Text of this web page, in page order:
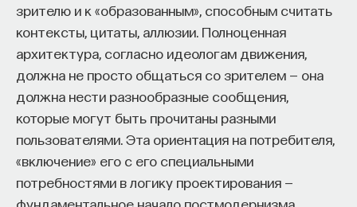
зрителю и к «образованным», способным считать
контексты, цитаты, аллюзии. Полноценная
архитектура, согласно идеологам движения,
должна не просто общаться со зрителем — она
должна нести разнообразные сообщения,
которые могут быть прочитаны разными
пользователями. Эта ориентация на потребителя,
«включение» его с его специальными
потребностями в логику проектирования —
фундаментальное начало постмодернизма.
«Сама проблема гораздо старше, чем может
показаться. Если преподаватель выдает задание,
студент перепоручает его нейросети, а потом
просто приносит готовый текст, это лишь делает
старую проблему совсем уж неустранимой.
Но и привычная университетская схема, в которой
преподаватель что-то рассказал, студент что-то
записал, а затем попытался пересказать это
наизусть, тоже почти не оставляет места для